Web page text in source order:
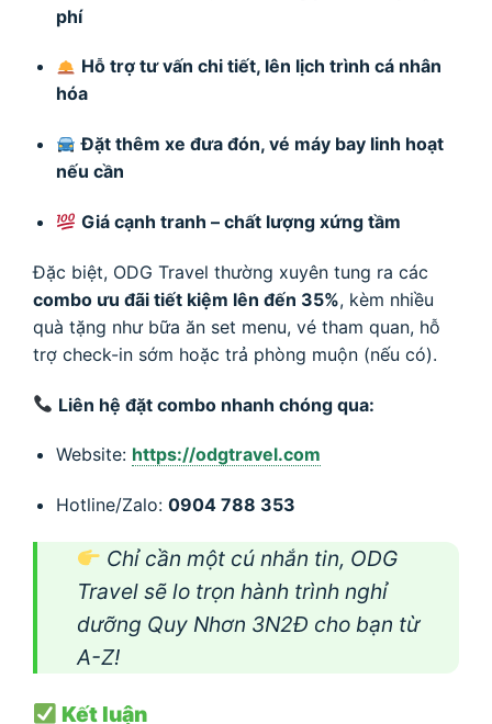
phí
Hỗ trợ tư vấn chi tiết, lên lịch trình cá nhân
hóa
Đặt thêm xe đưa đón, vé máy bay linh hoạt
nếu cần
Giá cạnh tranh – chất lượng xứng tầm
Đặc biệt, ODG Travel thường xuyên tung ra các
combo ưu đãi tiết kiệm lên đến 35%, kèm nhiều
quà tặng như bữa ăn set menu, vé tham quan, hỗ
trợ check-in sớm hoặc trả phòng muộn (nếu có).
Liên hệ đặt combo nhanh chóng qua:
Website: https://odgtravel.com
Hotline/Zalo: 0904 788 353
Chỉ cần một cú nhắn tin, ODG
Travel sẽ lo trọn hành trình nghỉ
dưỡng Quy Nhơn 3N2Đ cho bạn từ
A-Z!
Kết luận